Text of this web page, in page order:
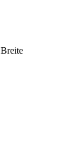
Breite